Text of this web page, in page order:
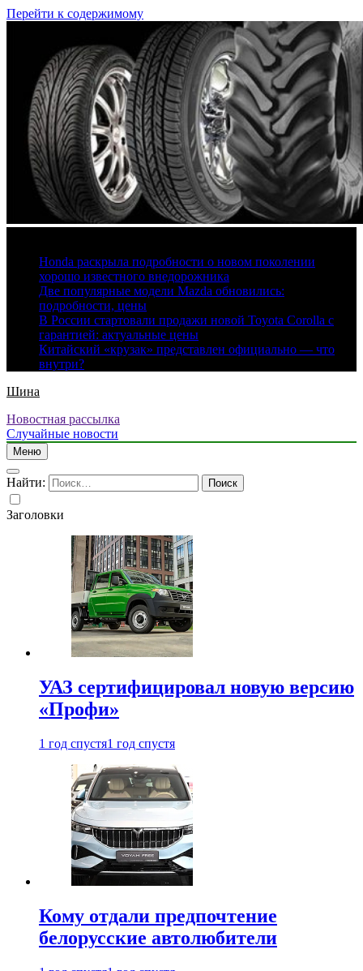
Перейти к содержимому
Honda раскрыла подробности о новом поколении
хорошо известного внедорожника
Две популярные модели Mazda обновились:
подробности, цены
В России стартовали продажи новой Toyota Corolla с
гарантией: актуальные цены
Китайский «крузак» представлен официально — что
внутри?
Шина
Новостная рассылка
Случайные новости
Меню
Найти:
Заголовки
УАЗ сертифицировал новую версию
«Профи»
1 год спустя1 год спустя
Кому отдали предпочтение
белорусские автолюбители